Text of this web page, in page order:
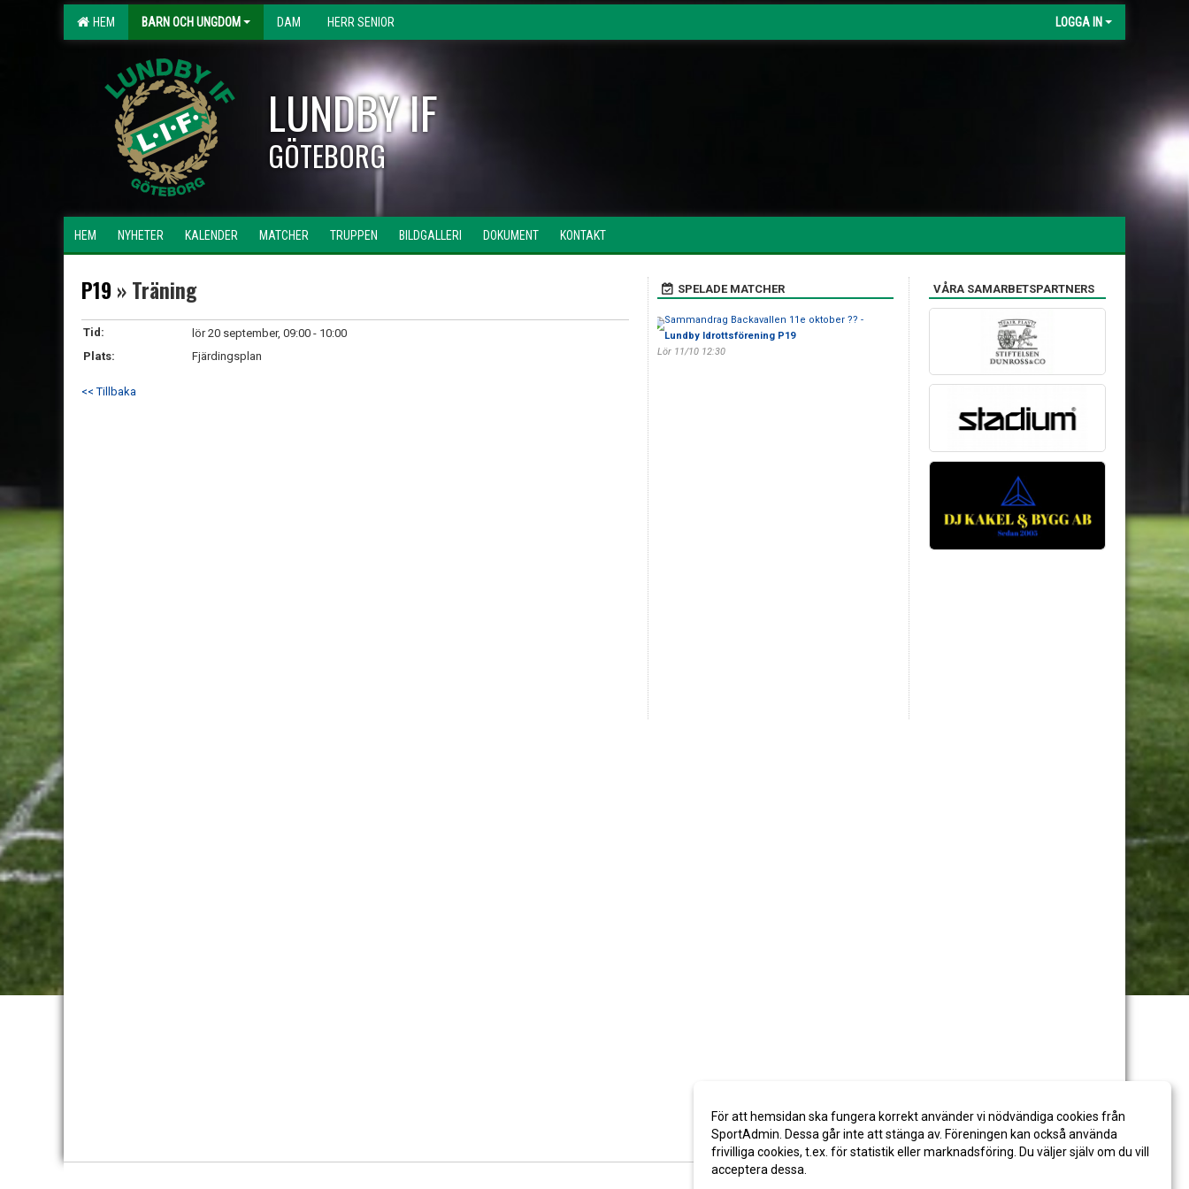
HEM BARN OCH UNGDOM DAM HERR SENIOR LOGGA IN
LUNDBY IF
GÖTEBORG
HEM NYHETER KALENDER MATCHER TRUPPEN BILDGALLERI DOKUMENT KONTAKT
P19 » Träning
Tid:
lör 20 september, 09:00 - 10:00
Plats:
Fjärdingsplan
<< Tillbaka
SPELADE MATCHER
Sammandrag Backavallen 11e oktober ?? -
Lundby Idrottsförening P19
Lör 11/10 12:30
VÅRA SAMARBETSPARTNERS
För att hemsidan ska fungera korrekt använder vi nödvändiga cookies från
SportAdmin. Dessa går inte att stänga av. Föreningen kan också använda
frivilliga cookies, t.ex. för statistik eller marknadsföring. Du väljer själv om du vill
acceptera dessa.